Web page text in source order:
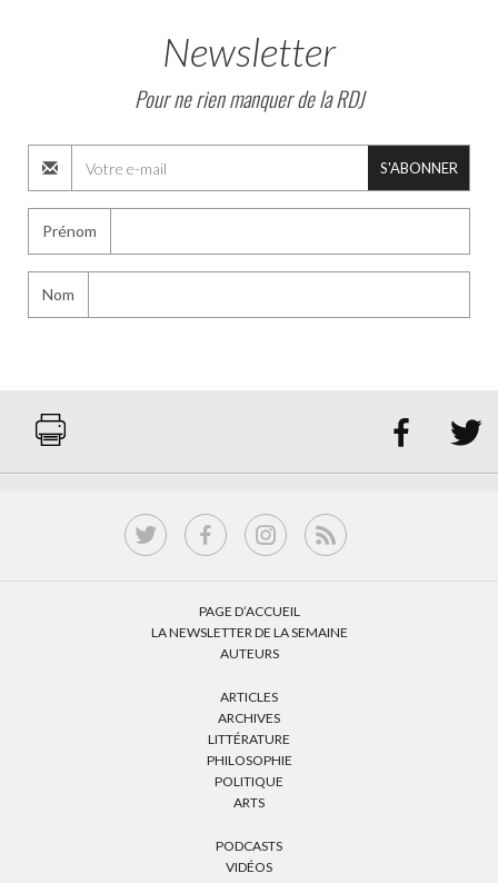
Newsletter
Pour ne rien manquer de la RDJ
S'ABONNER
Prénom
Nom
 
PAGE D’ACCUEIL
LA NEWSLETTER DE LA SEMAINE
AUTEURS
ARTICLES
ARCHIVES
LITTÉRATURE
PHILOSOPHIE
POLITIQUE
ARTS
PODCASTS
VIDÉOS